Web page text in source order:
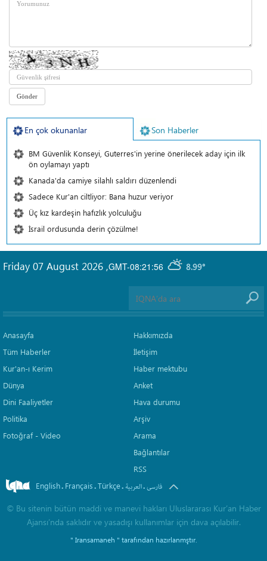
En çok okunanlar Son Haberler
BM Güvenlik Konseyi, Guterres'in yerine önerilecek aday için ilk
ön oylamayı yaptı
Kanada'da camiye silahlı saldırı düzenlendi
Sadece Kur'an ciltliyor: Bana huzur veriyor
Üç kız kardeşin hafızlık yolculuğu
İsrail ordusunda derin çözülme!
GMT-08:21:56 8.99°
Friday 07 August 2026 ,
Anasayfa
Tüm Haberler
Kur'an-ı Kerim
Dünya
Dini Faaliyetler
Politika
Fotoğraf - Video
Hakkımızda
İletişim
Haber mektubu
Anket
Hava durumu
Arşiv
Arama
Bağlantılar
RSS
English. Français.Türkçe. العربیة.فارسی
© Bu sitenin bütün maddi ve manevi hakları Uluslararası Kur’an Haber
Ajansı’nda saklıdır ve yasadışı kullanımlar için dava açılabilir.
" Iransamaneh " tarafından hazırlanmştır.